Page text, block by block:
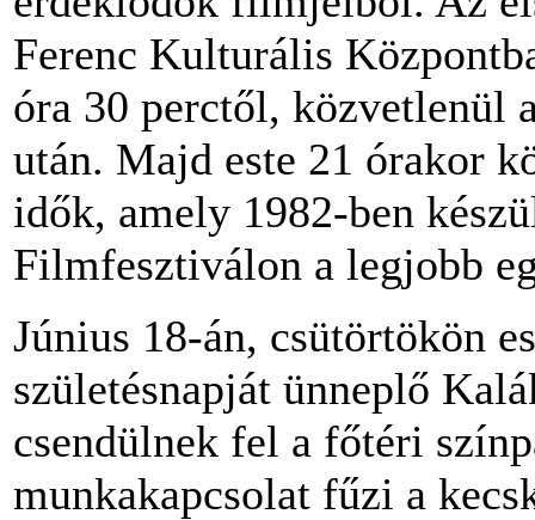
Ferenc Kulturális
óra 30 perctől, közvetlenül
után. Majd este 21 órakor
idők, amely 1982-ben
Filmfesztiválon a legjobb
Június 18-án, csütörtökön
születésnapját ünneplő
csendülnek fel a főtéri
munkakapcsolat fűzi a